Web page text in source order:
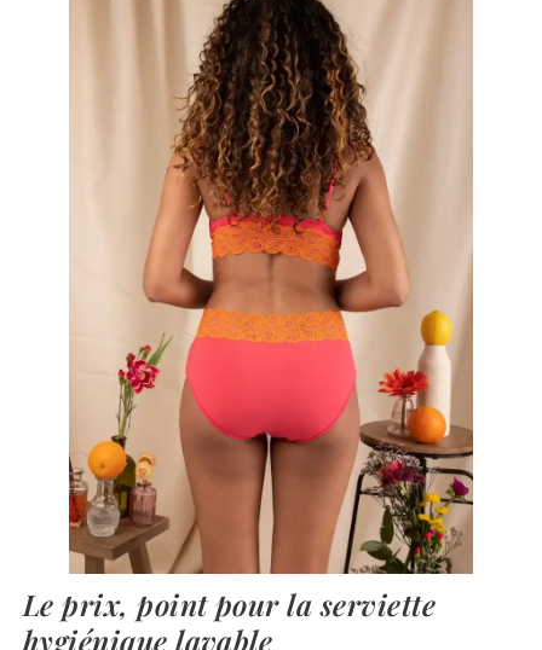
Le prix, point pour la serviette
hygiénique lavable